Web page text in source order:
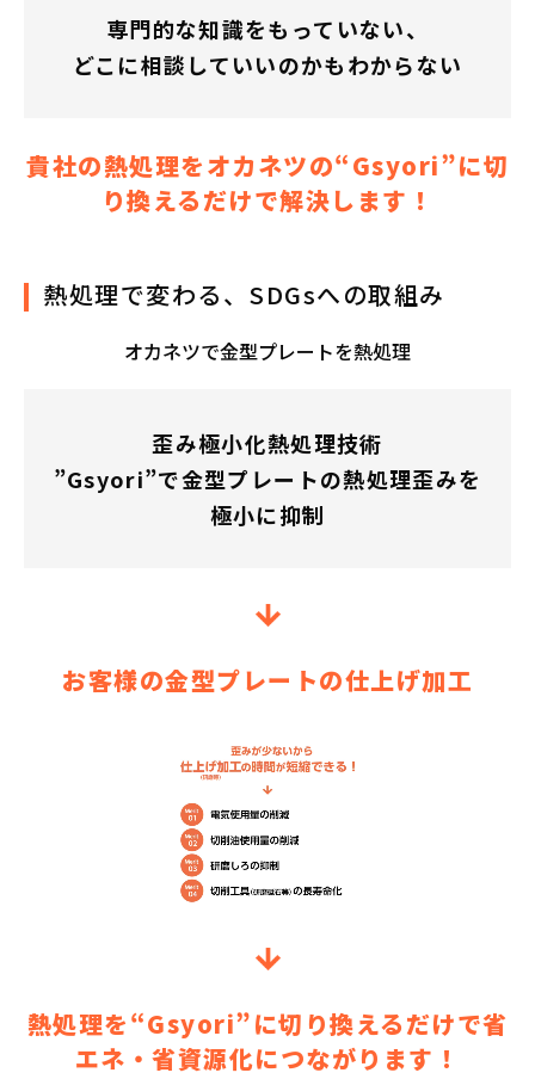
専門的な知識をもっていない、
どこに相談していいのかもわからない
貴社の熱処理をオカネツの“Gsyori”に切
り換えるだけで解決します！
熱処理で変わる、SDGsへの取組み
オカネツで金型プレートを熱処理
歪み極小化熱処理技術
”Gsyori”で金型プレートの熱処理歪みを
極小に抑制
お客様の金型プレートの仕上げ加工
熱処理を“Gsyori”に切り換えるだけで省
エネ・省資源化につながります！